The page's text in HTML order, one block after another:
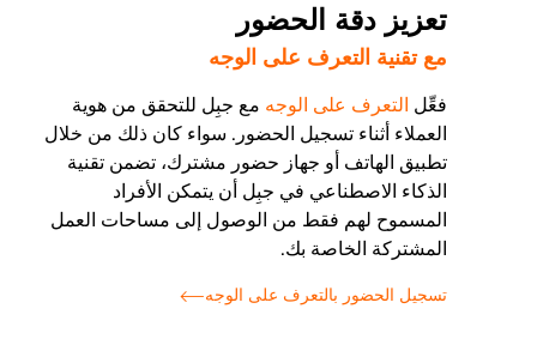
تعزيز دقة الحضور
مع تقنية التعرف على الوجه
فعِّل التعرف على الوجه مع جبِل للتحقق من هوية
العملاء أثناء تسجيل الحضور. سواء كان ذلك من خلال
تطبيق الهاتف أو جهاز حضور مشترك، تضمن تقنية
الذكاء الاصطناعي في جبِل أن يتمكن الأفراد
المسموح لهم فقط من الوصول إلى مساحات العمل
المشتركة الخاصة بك.
تسجيل الحضور بالتعرف على الوجه